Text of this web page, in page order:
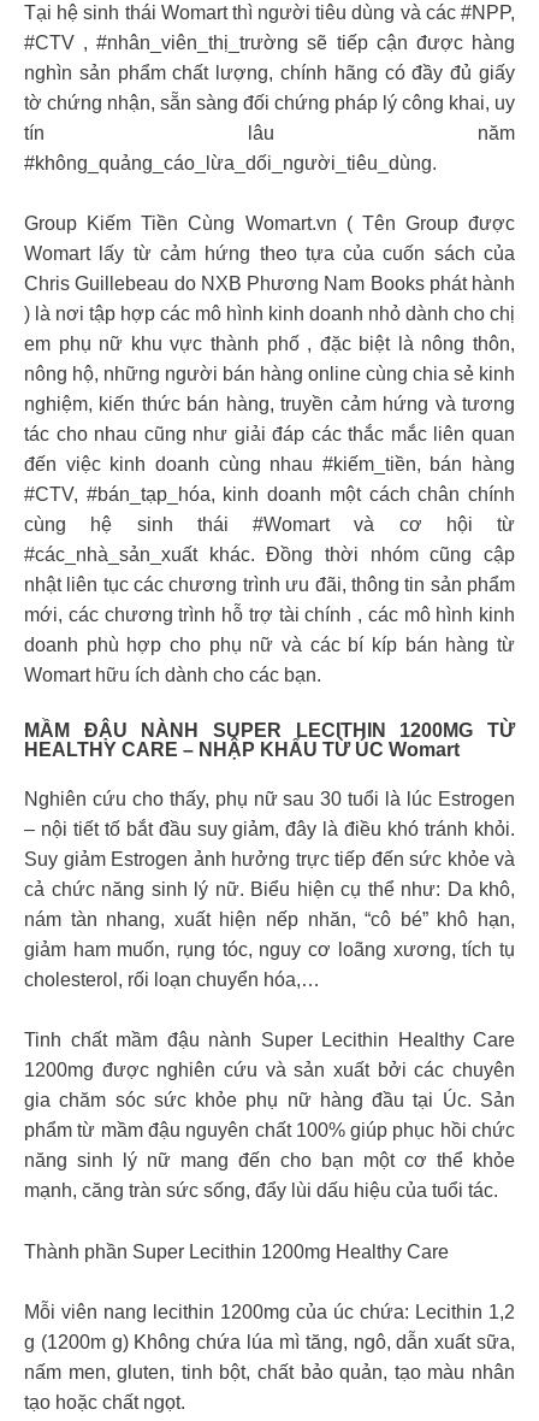
Tại hệ sinh thái Womart thì người tiêu dùng và các #NPP,
#CTV , #nhân_viên_thị_trường sẽ tiếp cận được hàng
nghìn sản phẩm chất lượng, chính hãng có đầy đủ giấy
tờ chứng nhận, sẵn sàng đối chứng pháp lý công khai, uy
tín lâu năm
#không_quảng_cáo_lừa_dối_người_tiêu_dùng.
Group Kiếm Tiền Cùng Womart.vn ( Tên Group được
Womart lấy từ cảm hứng theo tựa của cuốn sách của
Chris Guillebeau do NXB Phương Nam Books phát hành
) là nơi tập hợp các mô hình kinh doanh nhỏ dành cho chị
em phụ nữ khu vực thành phố , đặc biệt là nông thôn,
nông hộ, những người bán hàng online cùng chia sẻ kinh
nghiệm, kiến thức bán hàng, truyền cảm hứng và tương
tác cho nhau cũng như giải đáp các thắc mắc liên quan
đến việc kinh doanh cùng nhau #kiếm_tiền, bán hàng
#CTV, #bán_tạp_hóa, kinh doanh một cách chân chính
cùng hệ sinh thái #Womart và cơ hội từ
#các_nhà_sản_xuất khác. Đồng thời nhóm cũng cập
nhật liên tục các chương trình ưu đãi, thông tin sản phẩm
mới, các chương trình hỗ trợ tài chính , các mô hình kinh
doanh phù hợp cho phụ nữ và các bí kíp bán hàng từ
Womart hữu ích dành cho các bạn.
MẦM ĐẬU NÀNH SUPER LECITHIN 1200MG TỪ
HEALTHY CARE – NHẬP KHẨU TỪ ÚC Womart
Nghiên cứu cho thấy, phụ nữ sau 30 tuổi là lúc Estrogen
– nội tiết tố bắt đầu suy giảm, đây là điều khó tránh khỏi.
Suy giảm Estrogen ảnh hưởng trực tiếp đến sức khỏe và
cả chức năng sinh lý nữ. Biểu hiện cụ thể như: Da khô,
nám tàn nhang, xuất hiện nếp nhăn, “cô bé” khô hạn,
giảm ham muốn, rụng tóc, nguy cơ loãng xương, tích tụ
cholesterol, rối loạn chuyển hóa,…
Tinh chất mầm đậu nành Super Lecithin Healthy Care
1200mg được nghiên cứu và sản xuất bởi các chuyên
gia chăm sóc sức khỏe phụ nữ hàng đầu tại Úc. Sản
phẩm từ mầm đậu nguyên chất 100% giúp phục hồi chức
năng sinh lý nữ mang đến cho bạn một cơ thể khỏe
mạnh, căng tràn sức sống, đẩy lùi dấu hiệu của tuổi tác.
Thành phần Super Lecithin 1200mg Healthy Care
Mỗi viên nang lecithin 1200mg của úc chứa: Lecithin 1,2
g (1200m g) Không chứa lúa mì tăng, ngô, dẫn xuất sữa,
nấm men, gluten, tinh bột, chất bảo quản, tạo màu nhân
tạo hoặc chất ngọt.